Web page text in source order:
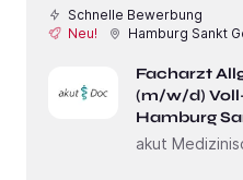
Schnelle Bewerbung
Neu!
Hamburg Sankt
Facharzt
(m/w/d)
Hamburg
akut